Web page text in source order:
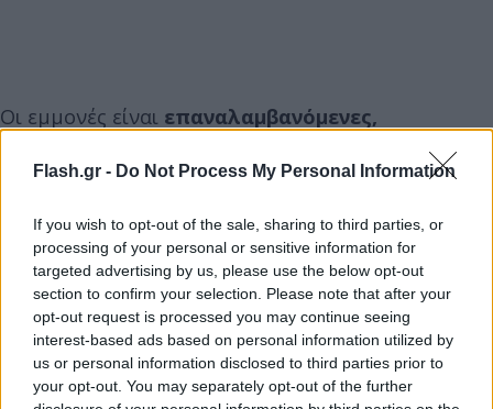
Flash.gr - Do Not Process My Personal Information
If you wish to opt-out of the sale, sharing to third parties, or
processing of your personal or sensitive information for
targeted advertising by us, please use the below opt-out
section to confirm your selection. Please note that after your
opt-out request is processed you may continue seeing
interest-based ads based on personal information utilized by
us or personal information disclosed to third parties prior to
your opt-out. You may separately opt-out of the further
Οι εμμονές είναι επαναλαμβανόμενες,
ανεπιθύμητες σκέψεις, εικόνες ή παρορμήσεις
που προκαλούν έντονο άγχος ή δυσφορία. Το
σκέψεις αυτές είναι παράλογες ή υπερβολικές,
αλλά δεν μπορεί να τις αγνοήσει ή να τις ελέγξει.
Συνήθεις μορφές εμμονών:
Φόβος για μόλυνση από μικρόβια ή βρωμιά